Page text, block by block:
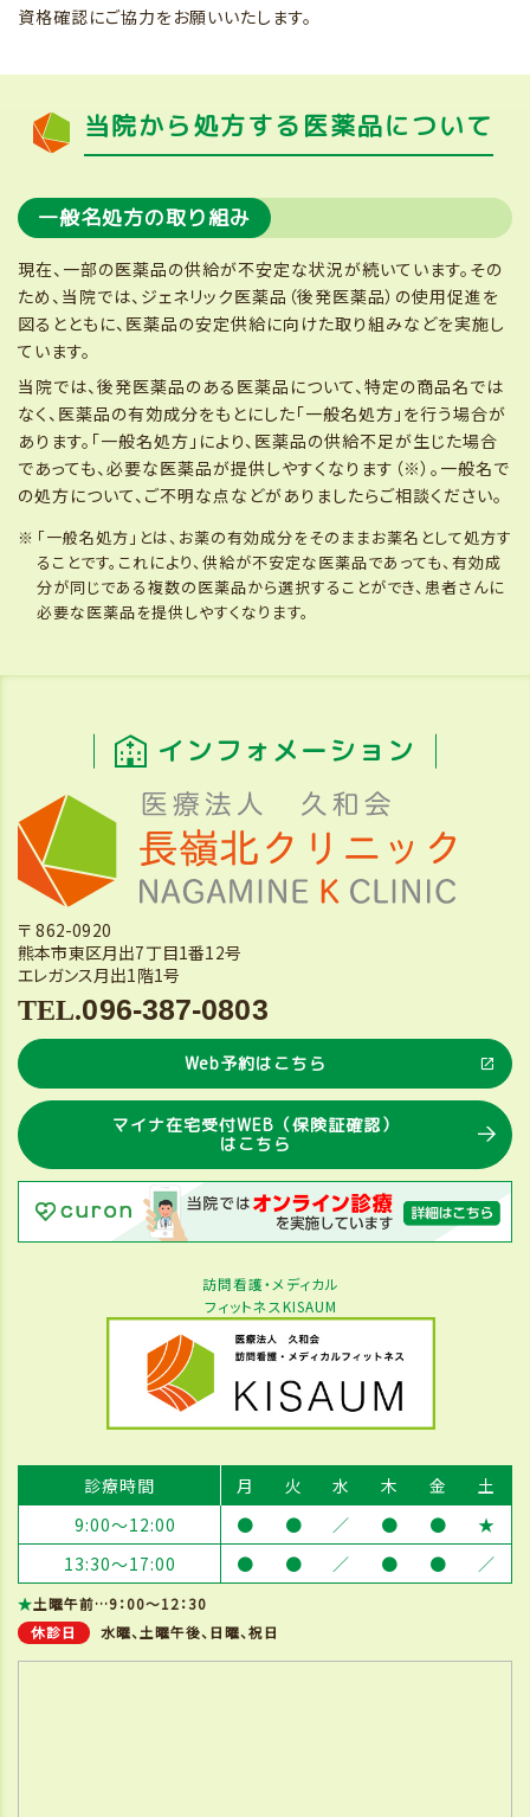
資格確認にご協力をお願いいたします。
当院から処方する医薬品について
一般名処方の取り組み
現在、一部の医薬品の供給が不安定な状況が続いています。その
ため、当院では、ジェネリック医薬品（後発医薬品）の使用促進を
図るとともに、医薬品の安定供給に向けた取り組みなどを実施し
ています。
当院では、後発医薬品のある医薬品について、特定の商品名では
なく、医薬品の有効成分をもとにした「一般名処方」を行う場合が
あります。「一般名処方」により、医薬品の供給不足が生じた場合
であっても、必要な医薬品が提供しやすくなります（※）。一般名で
の処方について、ご不明な点などがありましたらご相談ください。
「一般名処方」とは、お薬の有効成分をそのままお薬名として処方す
ることです。これにより、供給が不安定な医薬品であっても、有効成
分が同じである複数の医薬品から選択することができ、患者さんに
必要な医薬品を提供しやすくなります。
インフォメーション
〒 862-0920
熊本市東区月出7丁目1番12号
エレガンス月出1階1号
096-387-0803
Web予約はこちら
マイナ在宅受付WEB（保険証確認）
はこちら
訪問看護・メディカル
フィットネスKISAUM
診療時間 月 火 水 木 金
土
9:00～12:00
● ● ／ ● ●
★
13:30～17:00
● ● ／ ● ● ／
★土曜午前…9：00～12：30
休診日
水曜、土曜午後、日曜、祝日